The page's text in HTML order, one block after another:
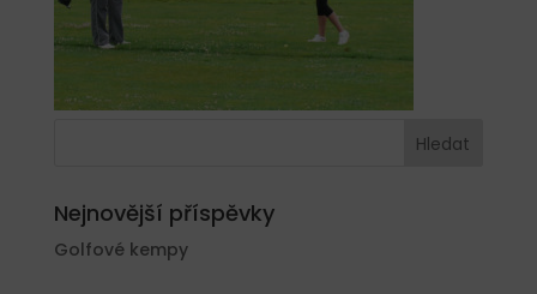
Nejnovější příspěvky
Golfové kempy